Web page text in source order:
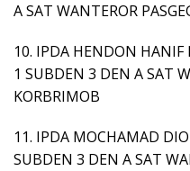
A SAT WANTEROR
10. IPDA HENDON HANIF
1 SUBDEN 3 DEN A SAT
KORBRIMOB
11. IPDA MOCHAMAD
SUBDEN 3 DEN A SAT